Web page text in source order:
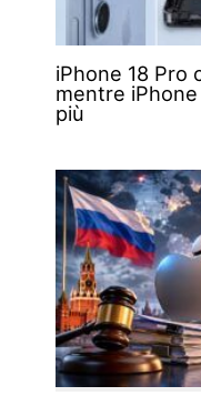
iPhone 18 Pro
mentre
più